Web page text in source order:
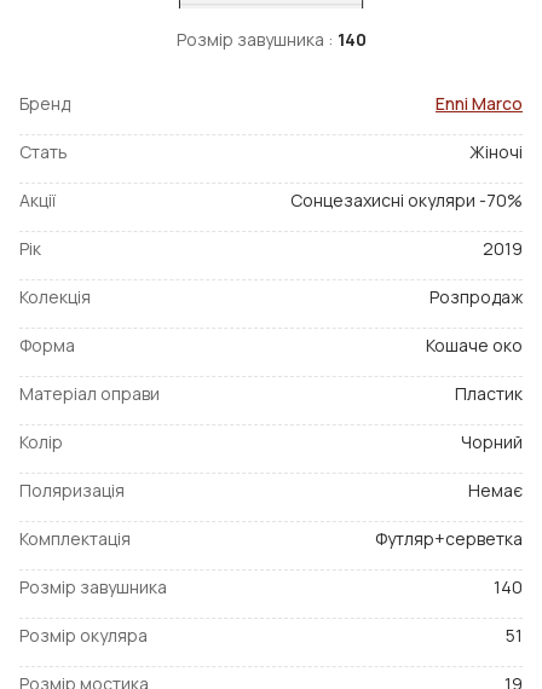
Розмір завушника : 140
Бренд Enni Marco
Стать Жіночі
Акції Сонцезахисні окуляри -70%
Рік 2019
Колекція Розпродаж
Форма Кошаче око
Матеріал оправи Пластик
Колір Чорний
Поляризація Немає
Комплектація Футляр+серветка
Розмір завушника 140
Розмір окуляра 51
Розмір мостика 19